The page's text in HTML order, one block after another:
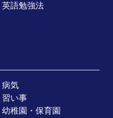
英語勉強法
病気
習い事
幼稚園・保育園